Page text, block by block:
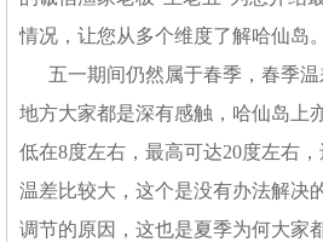
情况，让您从多个维度了解哈仙岛。
五一期间仍然属于春季，春季温
地方大家都是深有感触，哈仙岛上
低在8度左右，最高可达20度左右
温差比较大，这个是没有办法解决
调节的原因，这也是夏季为何大家